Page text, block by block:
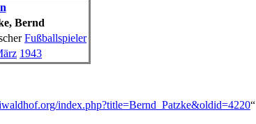
Bernd
Fußballspieler
1943
index.php?title=Bernd_Patzke&oldid=4220“